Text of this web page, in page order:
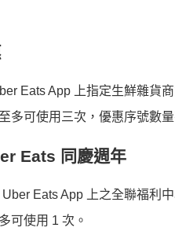
Eats App 上指定生鮮雜貨
多可使用三次，優惠序號數
Eats 同慶週年
Eats App 上之全聯福利
可使用 1 次。